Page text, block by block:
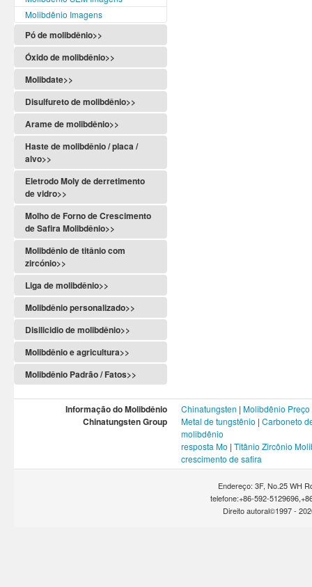
Molibdênio Imagens
Pó de molibdênio>>
Óxido de molibdênio>>
Molibdate>>
Disulfureto de molibdênio>>
Arame de molibdênio>>
Haste de molibdênio / placa /
alvo>>
Eletrodo Moly de derretimento
de vidro>>
Molho de Forno de Crescimento
de Safira Molibdênio>>
Molibdênio de titânio com
zircónio>>
Liga de molibdênio>>
Molibdênio personalizado>>
Disilicidio de molibdênio>>
Molibdênio e agricultura>>
Molibdênio Padrão / Fatos>>
Informação do Molibdênio Chinatungsten | Molibdênio Preço
Chinatungsten Group Metal de tungstênio | Carboneto
molibdênio
resposta Mo | Titânio Zircônio
crescimento de safira
Endereço: 3F, No.25 WH
telefone:+86-592-
Direito autoral©1997 -